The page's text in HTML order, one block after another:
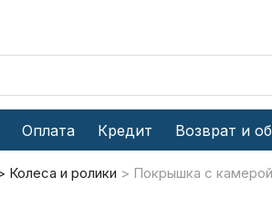
Оплата Кредит Возврат и
Колеса и ролики Покрышка с